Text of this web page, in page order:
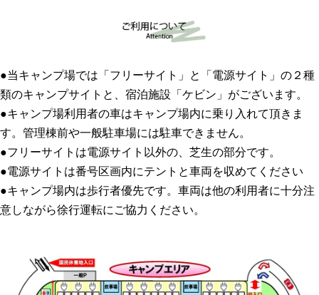
●当キャンプ場では「フリーサイト」と「電源サイト」の２種
類のキャンプサイトと、宿泊施設「ケビン」がございます。
●キャンプ場利用者の車はキャンプ場内に乗り入れて頂きま
す。管理棟前や一般駐車場には駐車できません。
●フリーサイトは電源サイト以外の、芝生の部分です。
●電源サイトは番号区画内にテントと車両を収めてください
●キャンプ場内は歩行者優先です。車両は他の利用者に十分注
意しながら徐行運転にご協力ください。